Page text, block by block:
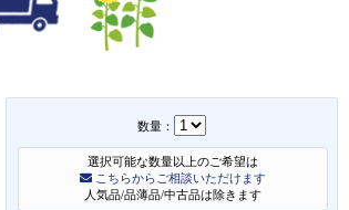
数量：
選択可能な数量以上のご希望は
こちらからご相談いただけます
人気品/品薄品/中古品は除きます